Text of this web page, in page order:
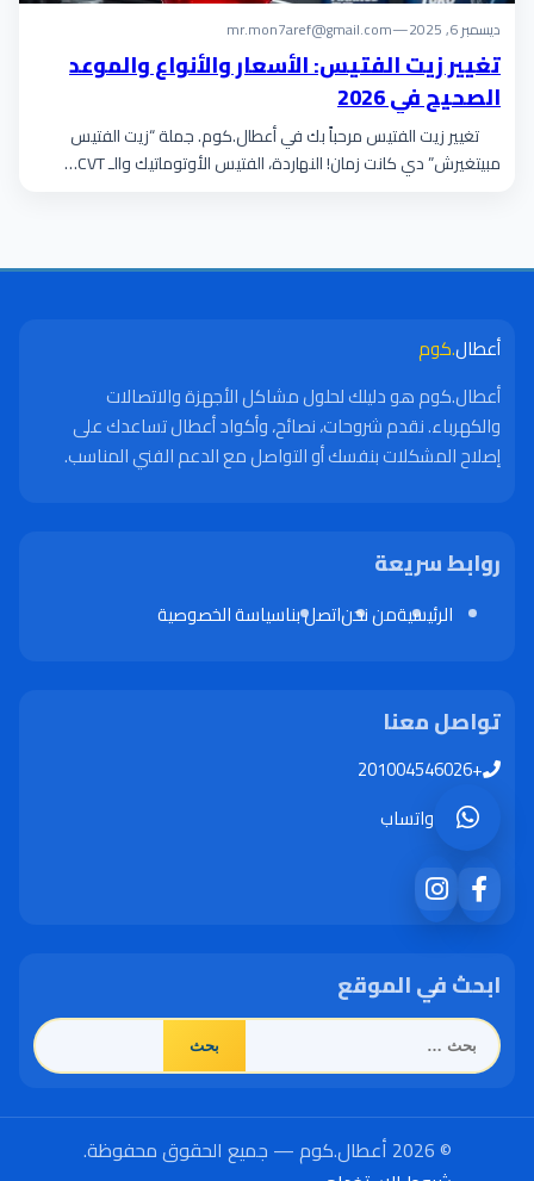
ديسمبر 6, 2025 —
mr.mon7aref@gmail.com
تغيير زيت الفتيس: الأسعار والأنواع والموعد
الصحيح في 2026
تغيير زيت الفتيس مرحباً بك في أعطال.كوم. جملة “زيت الفتيس
مبيتغيرش” دي كانت زمان! النهاردة، الفتيس الأوتوماتيك والـ CVT…
أعطال.كوم
أعطال.كوم هو دليلك لحلول مشاكل الأجهزة والاتصالات
والكهرباء. نقدم شروحات، نصائح، وأكواد أعطال تساعدك على
إصلاح المشكلات بنفسك أو التواصل مع الدعم الفني المناسب.
روابط سريعة
الرئيسيةمن نحناتصل بناسياسة الخصوصية
تواصل معنا
+201004546026
واتساب
ابحث في الموقع
البحث
عن:
© 2026 أعطال.كوم — جميع الحقوق محفوظة.